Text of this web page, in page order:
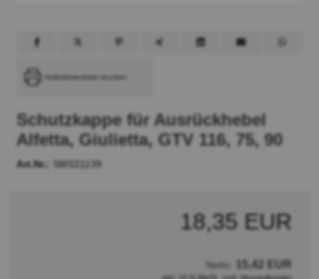
Artikeldatenblatt drucken
Schutzkappe für Ausrückhebel
Alfetta, Giulietta, GTV 116, 75, 90
Art.Nr.: SMS21139
18,35 EUR
Netto: 15,42 EUR